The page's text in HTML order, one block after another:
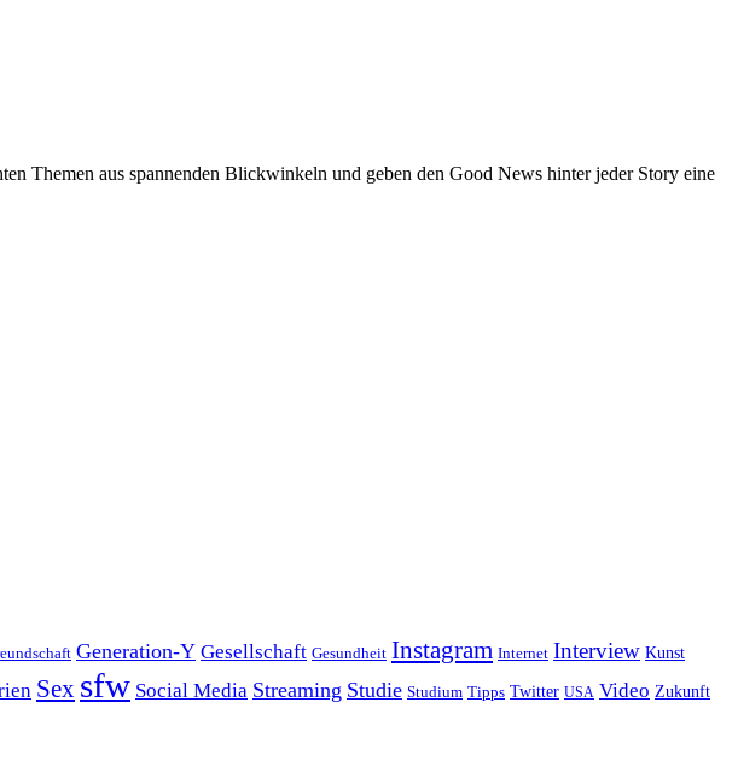
Themen aus spannenden Blickwinkeln und geben den Good News hinter jeder Story eine
Generation-Y Gesellschaft Gesundheit Instagram Internet Interview Kunst
Sex sfw Social Media Streaming Studie Studium Tipps Twitter USA Video Zukunft